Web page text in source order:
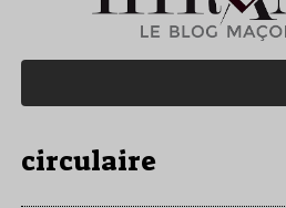
circulaire